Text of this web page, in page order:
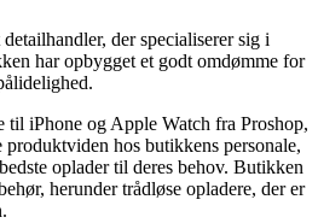
der specialiserer sig i
har opbygget et godt omdømme for
til iPhone og Apple Watch fra Proshop,
hos butikkens personale,
oplader til deres behov. Butikken
herunder trådløse opladere, der er